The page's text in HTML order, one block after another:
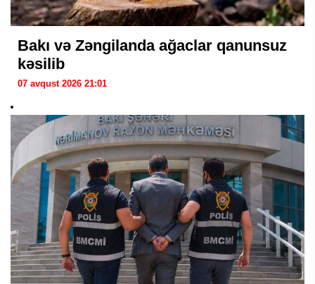
Bakı və Zəngilanda ağaclar qanunsuz
kəsilib
07 avqust 2026 21:01